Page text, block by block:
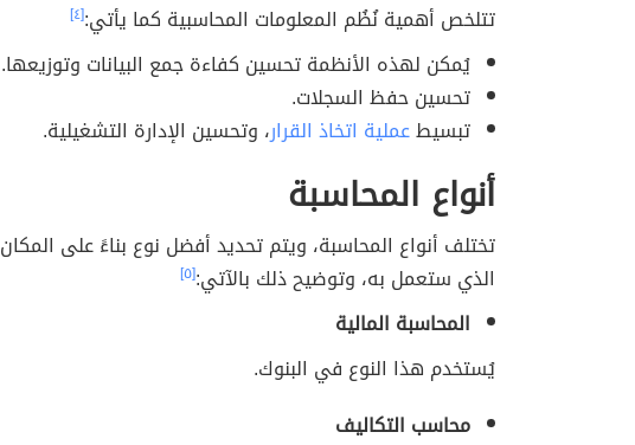
تتلخص أهمية نُظُم المعلومات المحاسبية كما يأتي:[٤]
يُمكن لهذه الأنظمة تحسين كفاءة جمع البيانات وتوزيعها.
تحسين حفظ السجلات.
تبسيطعملية اتخاذ القرار، وتحسين الإدارة التشغيلية.
أنواع المحاسبة
تختلف أنواع المحاسبة، ويتم تحديد أفضل نوع بناءً على المكان
الذي ستعمل به، وتوضيح ذلك بالآتي:[٥]
المحاسبة المالية
يُستخدم هذا النوع في البنوك.
محاسب التكاليف